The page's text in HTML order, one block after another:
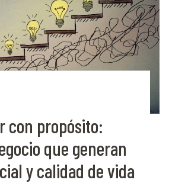
con propósito:
que generan
y calidad de vida